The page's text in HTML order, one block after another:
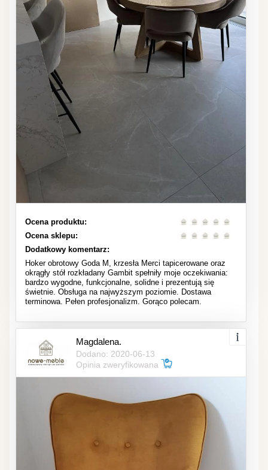
Ocena produktu:
Ocena sklepu:
Dodatkowy komentarz:
Hoker obrotowy Goda M, krzesła Merci tapicerowane oraz
okrągły stół rozkładany Gambit spełniły moje oczekiwania:
bardzo wygodne, funkcjonalne, solidne i prezentują się
świetnie. Obsługa na najwyższym poziomie. Dostawa
terminowa. Pełen profesjonalizm. Gorąco polecam.
Magdalena.
Dodano: 2020-06-13
Opinia zweryfikowana